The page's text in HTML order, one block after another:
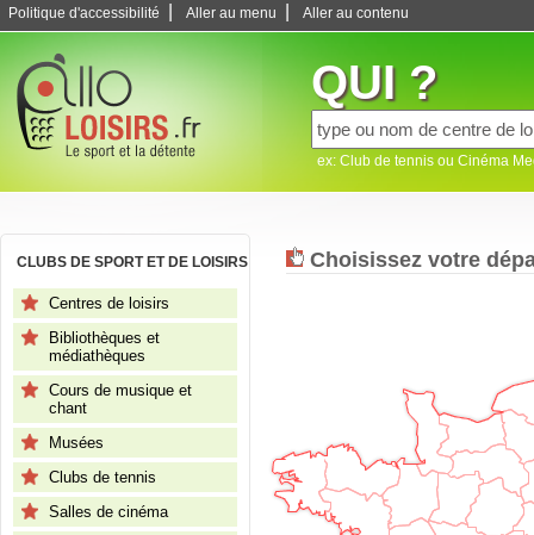
Politique d'accessibilité Aller au menu Aller au contenu
QUI ?
ex: Club de tennis ou Cinéma
CLUBS DE SPORT ET DE LOISIRS
Centres de loisirs
Bibliothèques et
médiathèques
Cours de musique et
chant
Musées
Clubs de tennis
Salles de cinéma
Choisissez votre